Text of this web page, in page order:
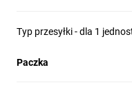
Typ przesyłki - dla 1
Paczka